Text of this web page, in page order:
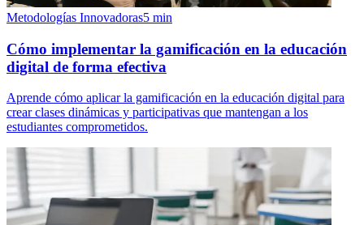
Metodologías Innovadoras5 min
Cómo implementar la gamificación en la educación
digital de forma efectiva
Aprende cómo aplicar la gamificación en la educación digital para
crear clases dinámicas y participativas que mantengan a los
estudiantes comprometidos.